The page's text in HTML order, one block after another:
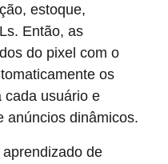
estoque,
Então, as
do pixel com o
os
cada usuário e
anúncios dinâmicos.
de